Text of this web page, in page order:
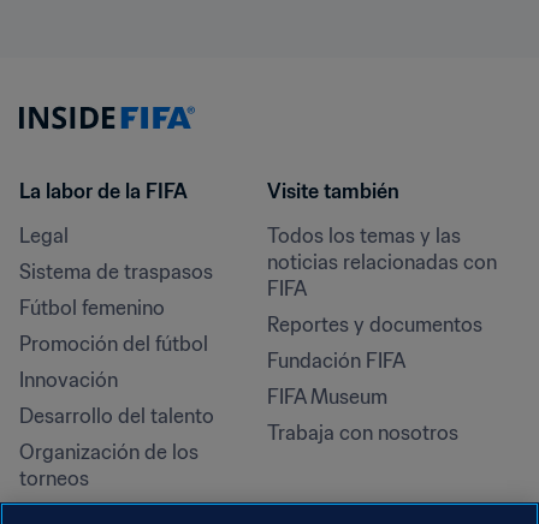
La labor de la FIFA
Legal
Sistema de traspasos
Fútbol femenino
Promoción del fútbol
Innovación
Desarrollo del talento
Organización de los
torneos
Visite también
Todos los temas y las
noticias relacionadas con
FIFA
Reportes y documentos
Fundación FIFA
FIFA Museum
Trabaja con nosotros